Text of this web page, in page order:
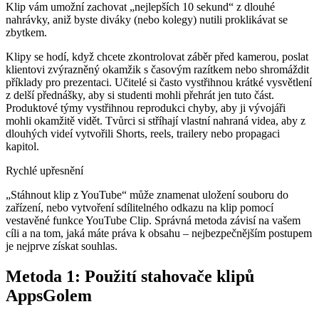
Klip vám umožní zachovat „nejlepších 10 sekund“ z dlouhé
nahrávky, aniž byste diváky (nebo kolegy) nutili proklikávat se
zbytkem.
Klipy se hodí, když chcete zkontrolovat záběr před kamerou, poslat
klientovi zvýrazněný okamžik s časovým razítkem nebo shromáždit
příklady pro prezentaci. Učitelé si často vystřihnou krátké vysvětlení
z delší přednášky, aby si studenti mohli přehrát jen tuto část.
Produktové týmy vystřihnou reprodukci chyby, aby ji vývojáři
mohli okamžitě vidět. Tvůrci si stříhají vlastní nahraná videa, aby z
dlouhých videí vytvořili Shorts, reels, trailery nebo propagaci
kapitol.
Rychlé upřesnění
„Stáhnout klip z YouTube“ může znamenat uložení souboru do
zařízení, nebo vytvoření sdílitelného odkazu na klip pomocí
vestavěné funkce YouTube Clip. Správná metoda závisí na vašem
cíli a na tom, jaká máte práva k obsahu – nejbezpečnějším postupem
je nejprve získat souhlas.
Metoda 1: Použití stahovače klipů
AppsGolem